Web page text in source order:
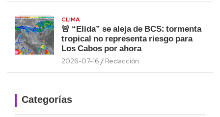
CLIMA
🚨 “Elida” se aleja de BCS: tormenta
tropical no representa riesgo para
Los Cabos por ahora
2026-07-16 Redacción
Categorías